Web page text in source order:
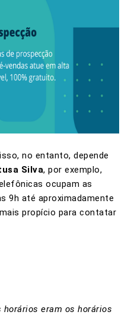
no entanto, depende
Silva, por exemplo,
ocupam as
9h até aproximadamente
propício para contatar
horários eram os horários